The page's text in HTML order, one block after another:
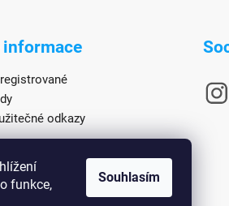
funkce,
Souhlasím
informace
odkazy